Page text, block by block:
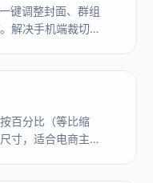
键调整封面、群组
解决手机端裁切和
百分比（等比缩
寸，适合电商主图